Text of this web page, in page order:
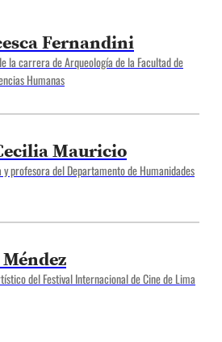
Fernandini
la carrera de Arqueología de la Facultad de
Humanas
Mauricio
y profesora del Departamento de Humanidades
Méndez
del Festival Internacional de Cine de Lima